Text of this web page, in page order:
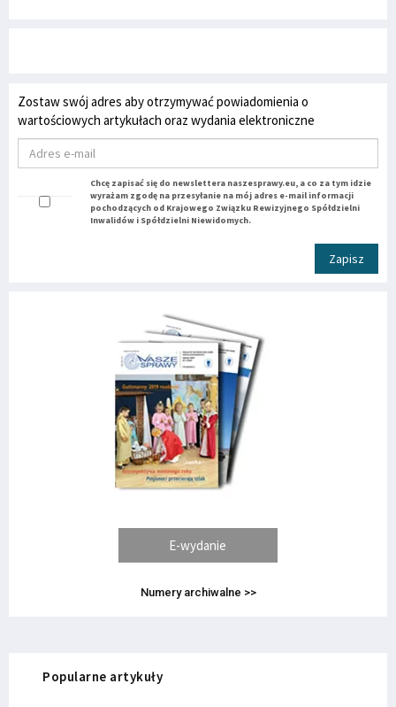
Zostaw swój adres aby otrzymywać powiadomienia o
wartościowych artykułach oraz wydania elektroniczne
Chcę zapisać się do newslettera naszesprawy.eu, a co za tym idzie
wyrażam zgodę na przesyłanie na mój adres e-mail informacji
pochodzących od Krajowego Związku Rewizyjnego Spółdzielni
Inwalidów i Spółdzielni Niewidomych.
Zapisz
E-wydanie
Numery archiwalne >>
Popularne artykuły